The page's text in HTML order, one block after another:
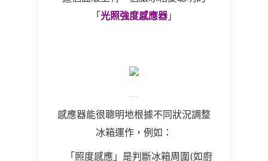
「 光照強度感應器 」
感應器能很聰明地根據不同狀況調整
冰箱運作，例如：
「照度感應」是判斷冰箱周圍(如廚